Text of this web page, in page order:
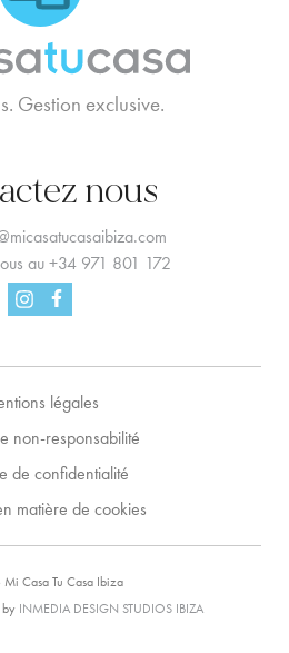
Gestion exclusive.
nous
au+34 971 801 172
InstagramFacebook
légales
non-responsabilité
de confidentialité
matière de cookies
Casa Tu Casa Ibiza
INMEDIA DESIGN STUDIOS IBIZA